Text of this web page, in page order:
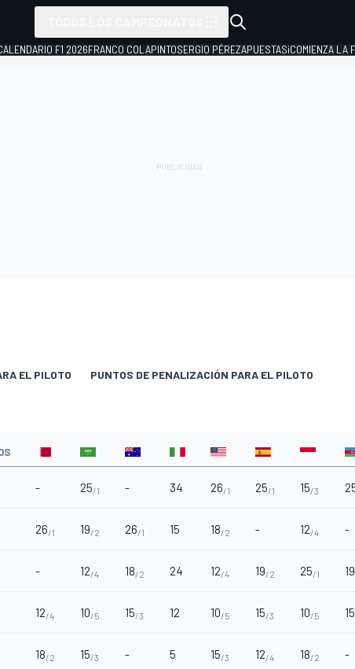
F1 2026FRANCO COLAPINTOSERGIO PÉREZAPUESTAS¡COMIENZA LA
EL PILOTO PUNTOS DE PENALIZACIÓN PARA EL PILOTO
- 25/1 - 34 26/1 25/1 15/3
26/1 19/2 26/1 15 18/2 - 12/4 -
- 12/4 18/2 24 12/4 19/2 25/1 19
12/4 10/5 15/3 12 10/5 15/3 10/5 15
18/2 15/3 - 5 15/3 12/4 18/2 -